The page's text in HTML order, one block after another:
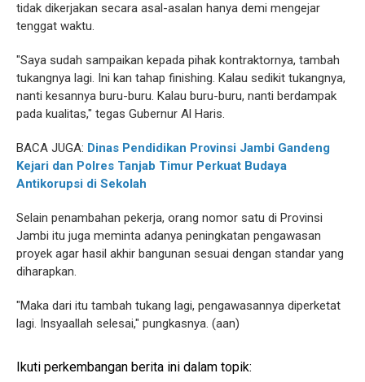
tidak dikerjakan secara asal-asalan hanya demi mengejar
tenggat waktu.
"Saya sudah sampaikan kepada pihak kontraktornya, tambah
tukangnya lagi. Ini kan tahap finishing. Kalau sedikit tukangnya,
nanti kesannya buru-buru. Kalau buru-buru, nanti berdampak
pada kualitas," tegas Gubernur Al Haris.
BACA JUGA: Dinas Pendidikan Provinsi Jambi Gandeng
Kejari dan Polres Tanjab Timur Perkuat Budaya
Antikorupsi di Sekolah
Selain penambahan pekerja, orang nomor satu di Provinsi
Jambi itu juga meminta adanya peningkatan pengawasan
proyek agar hasil akhir bangunan sesuai dengan standar yang
diharapkan.
"Maka dari itu tambah tukang lagi, pengawasannya diperketat
lagi. Insyaallah selesai," pungkasnya. (aan)
Ikuti perkembangan berita ini dalam topik: